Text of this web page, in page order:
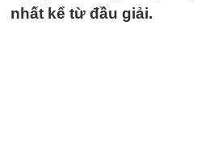
nhất kể từ đầu giải.